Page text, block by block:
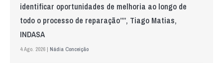
identificar oportunidades de melhoria ao longo de
todo o processo de reparação””, Tiago Matias,
INDASA
4 Ago. 2026 | Nádia Conceição